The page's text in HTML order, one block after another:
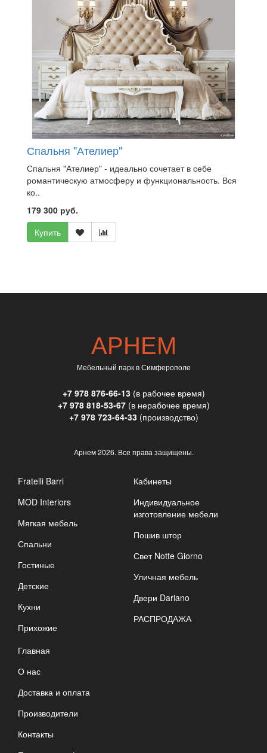
Спальня "Ателиер"
Спальня "Ателиер" - идеально сочетает в себе
романтическую атмосферу и функциональность. Вся
ко..
179 300 руб.
Купить
АРНЕМ
Мебельный парк в Симферополе
+7 978 876-66-13(в рабочее время)
+7 978 818-53-67(в нерабочее время)
+7 978 723-64-33(производство)
Арнем2026. Все права защищены.
Fratelli Barri
MOD Interiors
Мягкая мебель
Спальни
Гостиные
Детские
Кухни
Прихожие
Кабинеты
Индивидуальное
изготовление мебели
Пошив штор
Свет Notte Giorno
Уличная мебель
Двери Dariano
РАСПРОДАЖА
Главная
О нас
Доставка и оплата
Производители
Контакты